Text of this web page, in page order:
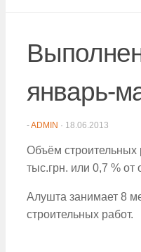
январь-
-ADMIN · 18.06.2013
Объём строительных
тыс.грн. или 0,7 %
Алушта занимает 8
строительных работ.